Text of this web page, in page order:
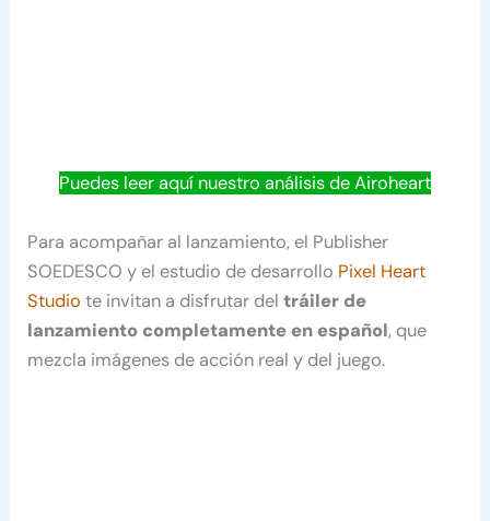
Puedes leer aquí nuestro análisis de Airoheart
Para acompañar al lanzamiento, el Publisher
SOEDESCO y el estudio de desarrollo Pixel Heart
Studio te invitan a disfrutar deltráiler de
lanzamiento completamente en español, que
mezcla imágenes de acción real y del juego.